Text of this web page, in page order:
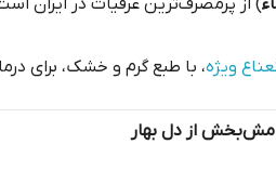
) از پرمصرف‌ترین عرقیات در ایران
ویژه، با طبع گرم و خشک، برای
از دل بهار